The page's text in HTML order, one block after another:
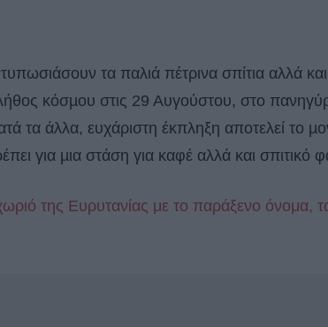
τα παλιά πέτρινα σπίτια αλλά
κόσµου στις 29 Αυγούστου, στο
τα άλλα, ευχάριστη έκπληξη αποτελεί το
για µια στάση για καφέ αλλά και σπιτικό
της Ευρυτανίας με το παράξενο όνομα,